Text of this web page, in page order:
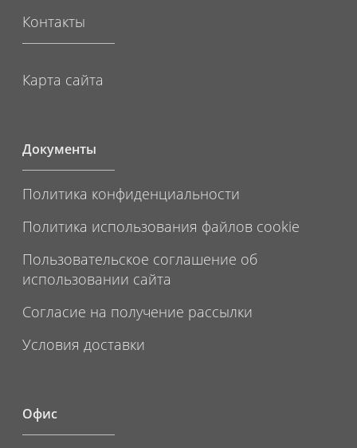
Контакты
Карта сайта
Документы
Политика конфиденциальности
Политика использования файлов cookie
Пользовательское соглашение об
использовании сайта
Согласие на получение рассылки
Условия доставки
Офис